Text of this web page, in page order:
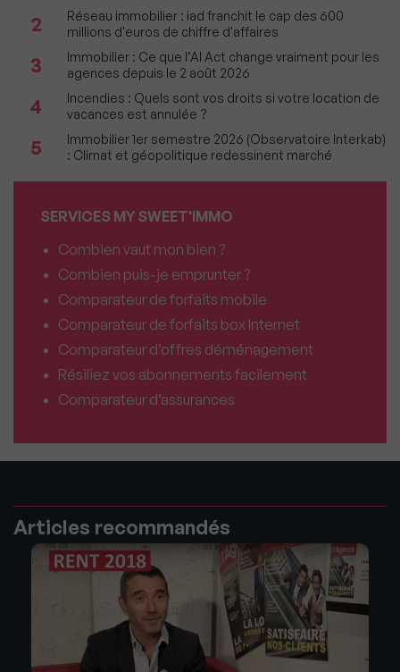
2
Réseau immobilier : iad franchit le cap des 600
millions d'euros de chiffre d'affaires
3
Immobilier : Ce que l’AI Act change vraiment pour les
agences depuis le 2 août 2026
4
Incendies : Quels sont vos droits si votre location de
vacances est annulée ?
5
Immobilier 1er semestre 2026 (Observatoire Interkab)
: Climat et géopolitique redessinent marché
SERVICES MY SWEET'IMMO
Combien vaut mon bien ?
Combien puis-je emprunter ?
Comparateur de forfaits mobile
Comparateur de forfaits box Internet
Comparateur d’offres déménagement
Résiliez vos abonnements facilement
Comparateur d’assurances
Articles recommandés